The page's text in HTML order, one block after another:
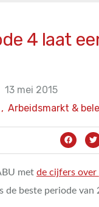
4 laat
13 mei 2015
Arbeidsmarkt &
,
met de cijfers over
de beste periode van